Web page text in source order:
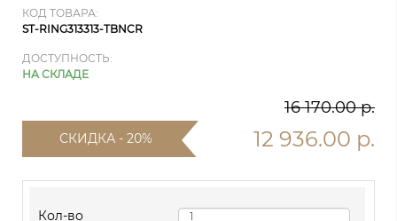
КОД ТОВАРА:
ST-RING313313-TBNCR
ДОСТУПНОСТЬ:
НА СКЛАДЕ
16 170.00 р.
СКИДКА - 20% 12 936.00 р.
Кол-во